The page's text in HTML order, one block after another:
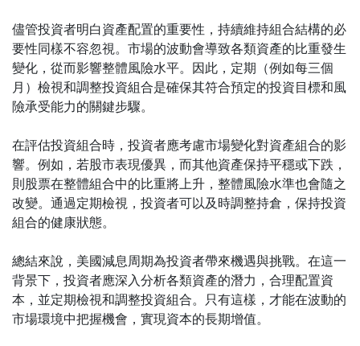
儘管投資者明白資產配置的重要性，持續維持組合結構的必
要性同樣不容忽視。市場的波動會導致各類資產的比重發生
變化，從而影響整體風險水平。因此，定期（例如每三個
月）檢視和調整投資組合是確保其符合預定的投資目標和風
險承受能力的關鍵步驟。
在評估投資組合時，投資者應考慮市場變化對資產組合的影
響。例如，若股市表現優異，而其他資產保持平穩或下跌，
則股票在整體組合中的比重將上升，整體風險水準也會隨之
改變。通過定期檢視，投資者可以及時調整持倉，保持投資
組合的健康狀態。
總結來說，美國減息周期為投資者帶來機遇與挑戰。在這一
背景下，投資者應深入分析各類資產的潛力，合理配置資
本，並定期檢視和調整投資組合。只有這樣，才能在波動的
市場環境中把握機會，實現資本的長期增值。